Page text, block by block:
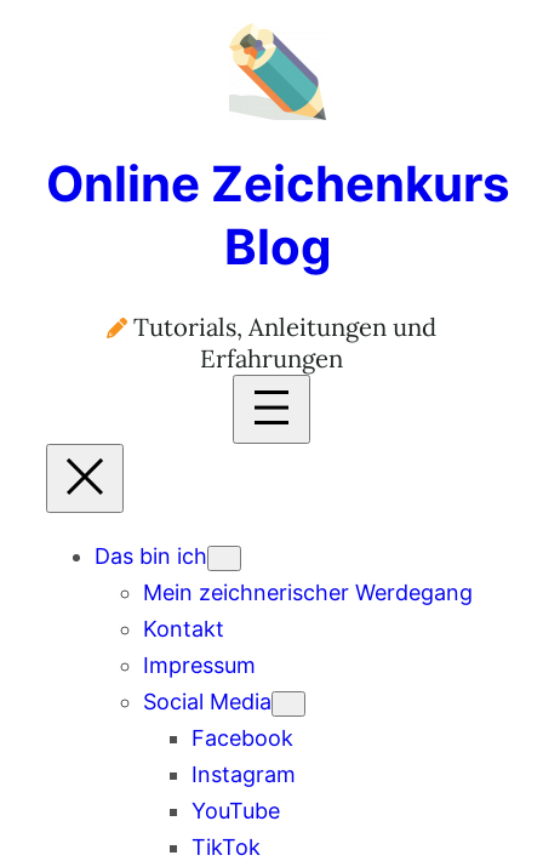
Online Zeichenkurs
Blog
Tutorials, Anleitungen und
Erfahrungen
Das bin ich
Mein zeichnerischer Werdegang
Kontakt
Impressum
Social Media
Facebook
Instagram
YouTube
TikTok